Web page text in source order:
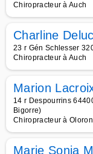
Chiropracteur à Auch
Charline Deluc
23 r Gén Schlesser
Chiropracteur à Auch
Marion
14 r Despourrins
Bigorre)
Chiropracteur à
Marie Sonia